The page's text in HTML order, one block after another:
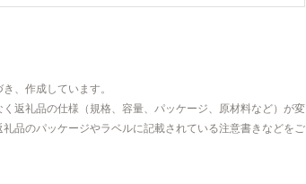
、作成しています。
返礼品の仕様（規格、容量、パッケージ、原材料など）が変
品のパッケージやラベルに記載されている注意書きなどをご